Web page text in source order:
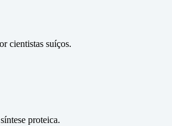
cientistas suíços.
proteica.